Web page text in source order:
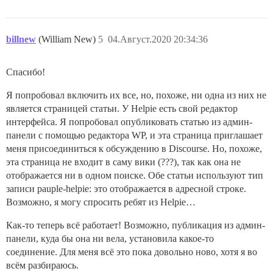
billnew (William New) 04.Август.2020 20:34:36
5
Спасибо!
Я попробовал включить их все, но, похоже, ни одна из них не
является страницей статьи. У Helpie есть свой редактор
интерфейса. Я попробовал опубликовать статью из админ-
панели с помощью редактора WP, и эта страница приглашает
меня присоединиться к обсуждению в Discourse. Но, похоже,
эта страница не входит в саму вики (???), так как она не
отображается ни в одном поиске. Обе статьи используют тип
записи pauple-helpie: это отображается в адресной строке.
Возможно, я могу спросить ребят из Helpie…
Как-то теперь всё работает! Возможно, публикация из админ-
панели, куда бы она ни вела, установила какое-то
соединение. Для меня всё это пока довольно ново, хотя я во
всём разбираюсь.